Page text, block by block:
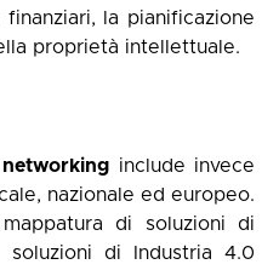
la pianificazione
proprietà intellettuale.
include invece
nazionale ed europeo.
di soluzioni di
di Industria 4.0